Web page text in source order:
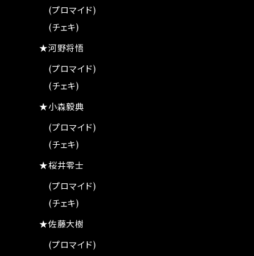
(プロマイド)
(チェキ)
★河野将悟
(プロマイド)
(チェキ)
★小森毅典
(プロマイド)
(チェキ)
★桜井零士
(プロマイド)
(チェキ)
★佐藤大樹
(プロマイド)